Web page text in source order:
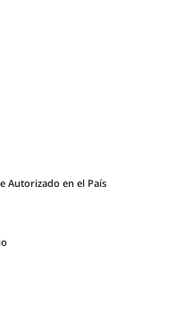
Autorizado en el País